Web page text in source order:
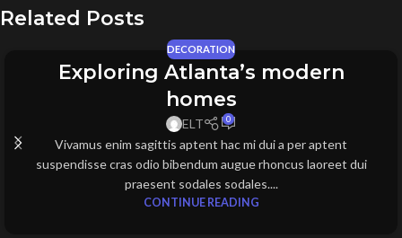
Related Posts
DECORATION
Exploring Atlanta’s modern
homes
ELT 0
Vivamus enim sagittis aptent hac mi dui a per aptent
suspendisse cras odio bibendum augue rhoncus laoreet dui
praesent sodales sodales....
CONTINUE READING